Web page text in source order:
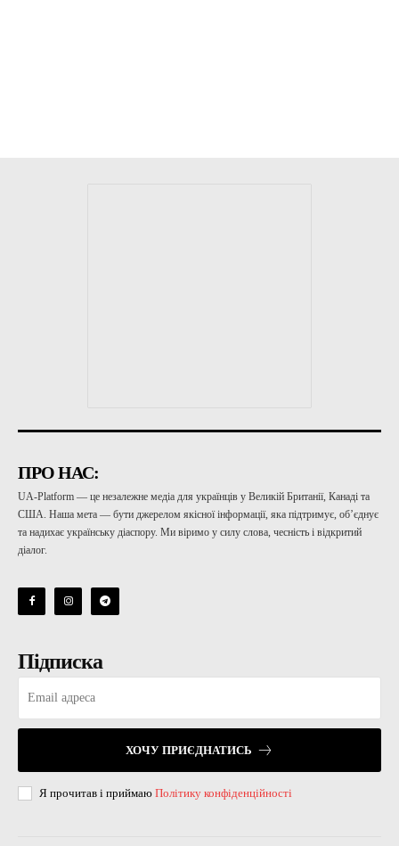
ПРО НАС:
UA-Platform — це незалежне медіа для українців у Великій Британії, Канаді та
США. Наша мета — бути джерелом якісної інформації, яка підтримує, об’єднує
та надихає українську діаспору. Ми віримо у силу слова, чесність і відкритий
діалог.
Підписка
ХОЧУ ПРИЄДНАТИСЬ
Я прочитав і приймаю Політику конфіденційності